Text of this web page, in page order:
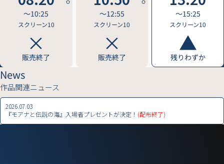
〜10:25
スクリーン10
販売終了
〜12:55
スクリーン10
販売終了
〜15:25
スクリーン10
残りわずか
News
作品関連ニュース
2026.07.03
『モアナと伝説の海』入場者プレゼントが決定！ (配布終了)